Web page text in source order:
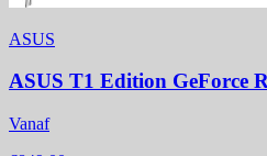
ASUS
ASUS T1 Edition GeForce
Vanaf